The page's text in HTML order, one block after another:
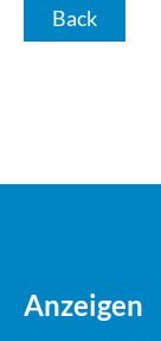
Back
Anzeigen